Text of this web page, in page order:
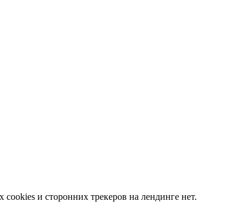
и сторонних трекеров на лендинге нет.